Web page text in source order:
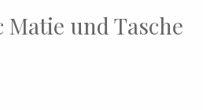
Matie und Tasche